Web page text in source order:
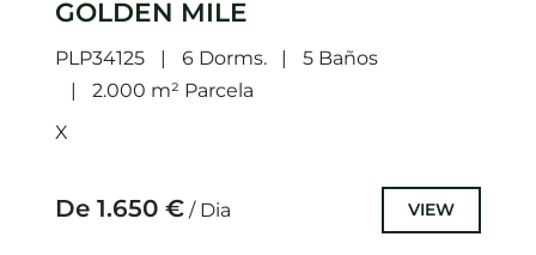
GOLDEN MILE
PLP34125 6 Dorms.
5 Baños
2.000 m² Parcela
X
De 1.650 € / Dia VIEW